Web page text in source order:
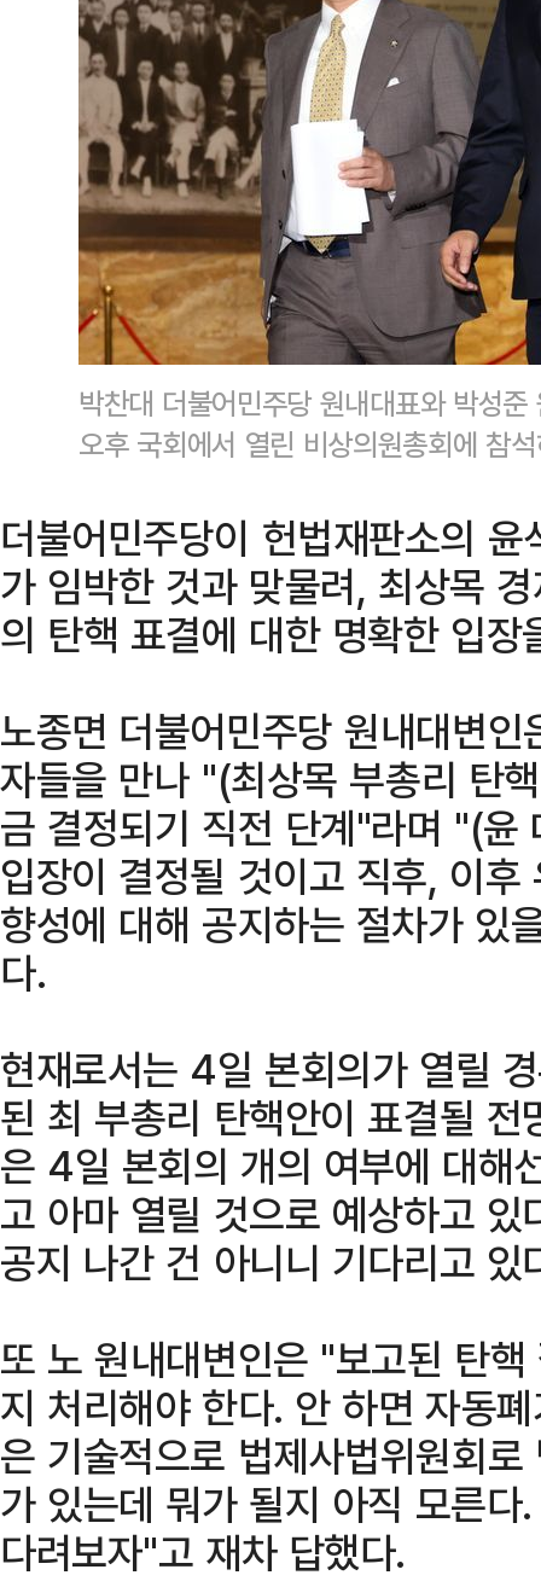
박찬대 더불어민주당 원내대표와 박성
오후 국회에서 열린 비상의원총회에 참
더불어민주당이 헌법재판소의
가 임박한 것과 맞물려, 최상목
의 탄핵 표결에 대한 명확한 입
노종면 더불어민주당 원내대변
자들을 만나 "(최상목 부총리 탄
금 결정되기 직전 단계"라며 "(
입장이 결정될 것이고 직후, 이
향성에 대해 공지하는 절차가 있
다.
현재로서는 4일 본회의가 열릴
된 최 부총리 탄핵안이 표결될
은 4일 본회의 개의 여부에 대해
고 아마 열릴 것으로 예상하고
공지 나간 건 아니니 기다리고
또 노 원내대변인은 "보고된 탄
지 처리해야 한다. 안 하면 자동
은 기술적으로 법제사법위원회
가 있는데 뭐가 될지 아직 모른
다려보자"고 재차 답했다.